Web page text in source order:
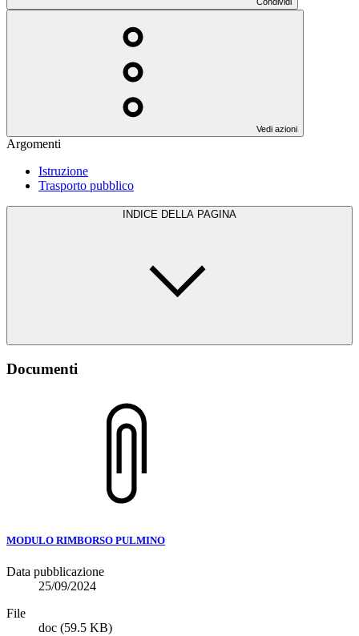
Condividi
Vedi azioni
Argomenti
Istruzione
Trasporto pubblico
INDICE DELLA PAGINA
Documenti
MODULO RIMBORSO PULMINO
Data pubblicazione
25/09/2024
File
doc (59.5 KB)